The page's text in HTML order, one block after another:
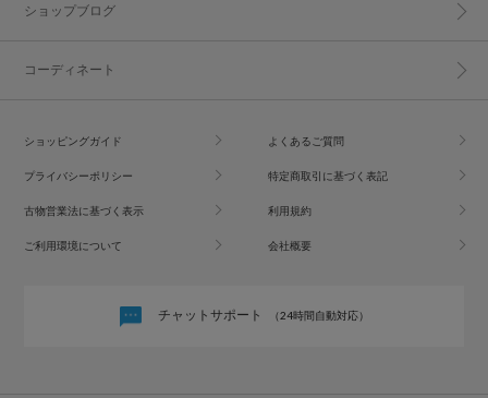
ショップブログ
コーディネート
ショッピングガイド よくあるご質問
プライバシーポリシー 特定商取引に基づく表記
古物営業法に基づく表示 利用規約
ご利用環境について 会社概要
チャットサポート （24時間自動対応）